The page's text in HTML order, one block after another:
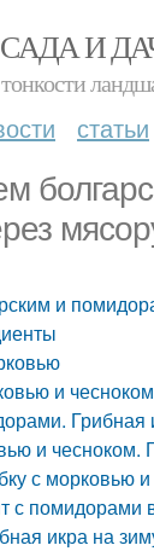
И
статьи
и
и чесноком
и
с морковью
с помидорами
икра на